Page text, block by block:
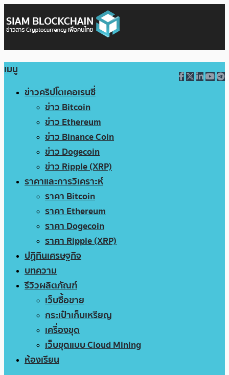
เมนู
ข่าวคริปโตเคอเรนซี่
ข่าว Bitcoin
ข่าว Ethereum
ข่าว Binance Coin
ข่าว Dogecoin
ข่าว Ripple (XRP)
ราคาและการวิเคราะห์
ราคา Bitcoin
ราคา Ethereum
ราคา Dogecoin
ราคา Ripple (XRP)
ปฏิทินเศรษฐกิจ
บทความ
รีวิวผลิตภัณฑ์
เว็บซื้อขาย
กระเป๋าเก็บเหรียญ
เครื่องขุด
เว็บขุดแบบ Cloud Mining
ห้องเรียน